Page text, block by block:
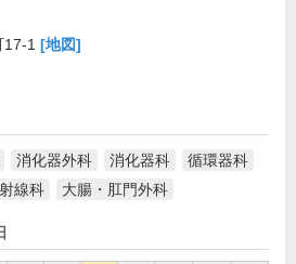
1 [地図]
消化器外科 消化器科
循環器科
線科 大腸・肛門外科